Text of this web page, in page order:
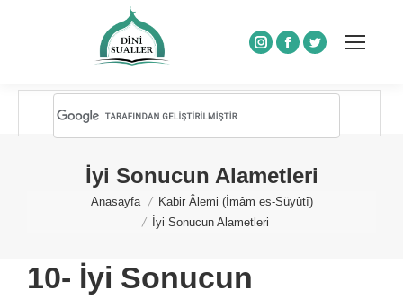
Instagram
Facebook
Twitter
İyi Sonucun Alametleri
You are here:Anasayfa
Kabir Âlemi (İmâm es-Süyûtî)
İyi Sonucun Alametleri
10- İyi Sonucun